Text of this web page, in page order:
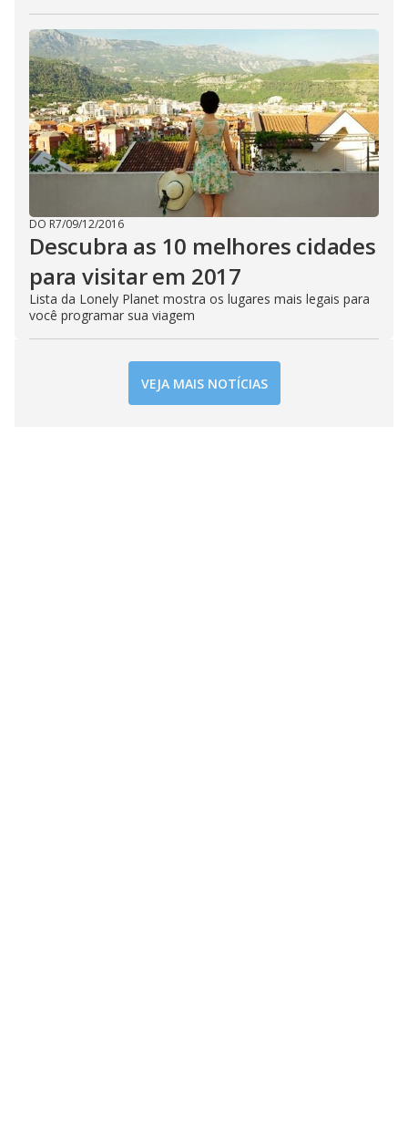
DO R7/09/12/2016
Descubra as 10 melhores cidades
para visitar em 2017
Lista da Lonely Planet mostra os lugares mais legais para
você programar sua viagem
VEJA MAIS NOTÍCIAS